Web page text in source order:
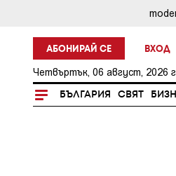
АБОНИРАЙ СЕ ВХОД
Четвъртък, 06 август, 2026
БЪЛГАРИЯ СВЯТ